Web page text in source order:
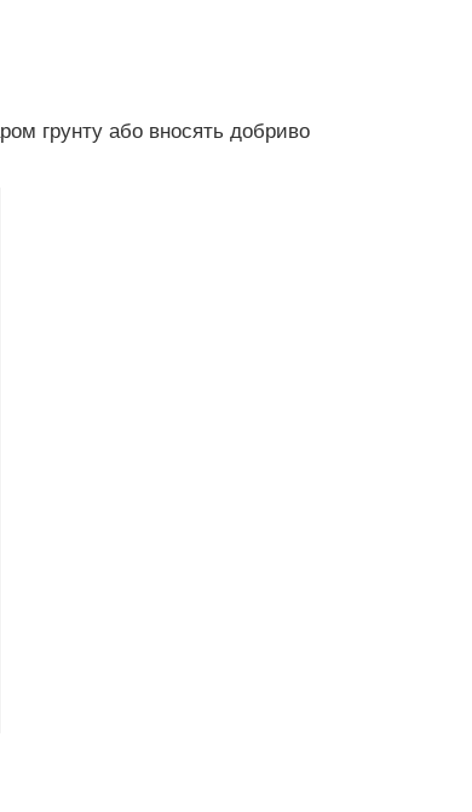
грунту або вносять добриво